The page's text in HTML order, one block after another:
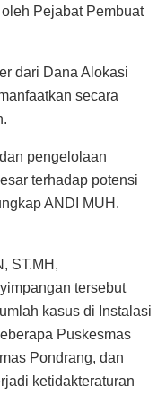
Pejabat Pembuat
dari Dana Alokasi
secara
pengelolaan
terhadap potensi
ANDI MUH.
ST.MH,
tersebut
kasus di Instalasi
Puskesmas
Pondrang, dan
ketidakteraturan